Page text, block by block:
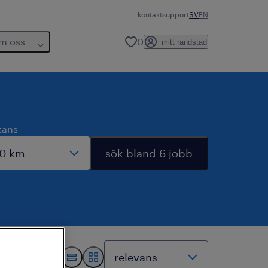
kontaktsupportSVEN
oss 0 mitt randstad
sök bland 6 jobb